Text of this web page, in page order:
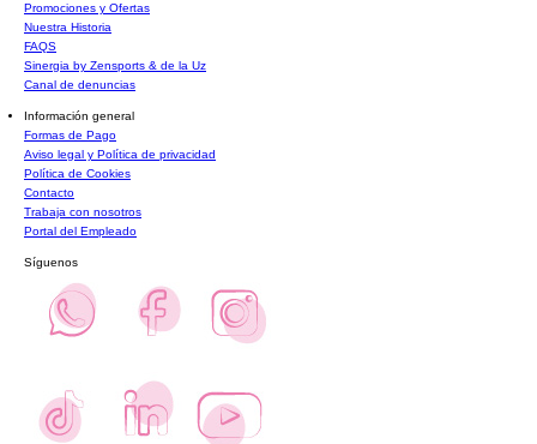
Promociones y Ofertas
Nuestra Historia
FAQS
Sinergia by Zensports & de la Uz
Canal de denuncias
Información general
Formas de Pago
Aviso legal y Política de privacidad
Política de Cookies
Contacto
Trabaja con nosotros
Portal del Empleado
Síguenos